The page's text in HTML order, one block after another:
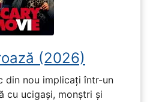
(2026)
din nou implicați într-un
cu ucigași, monștri și